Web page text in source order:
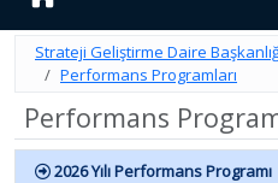
Strateji Geliştirme Daire
Performans Programları
Performans
2026 Yılı Performans Programı